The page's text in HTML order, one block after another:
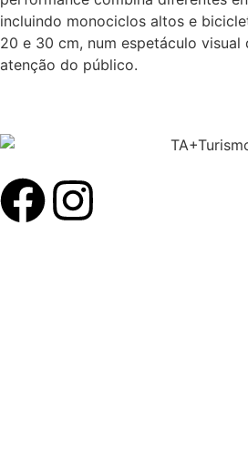
incluindo monociclos altos e
20 e 30 cm, num espetáculo
atenção do público.